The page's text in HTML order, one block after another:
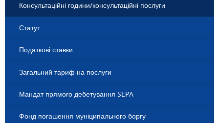
Консультаційні години/консультаційні послуги
Статут
Податкові ставки
Загальний тариф на послуги
Мандат прямого дебетування SEPA
Фонд погашення муніципального боргу